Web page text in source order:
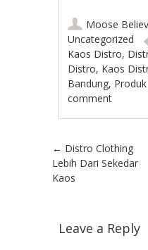
Moose
Uncategorized
Kaos Distro,
Distro, Kaos
Bandung,
comment
Post
← Distro Clothing
Lebih Dari Sekedar
Kaos
Leave a Reply